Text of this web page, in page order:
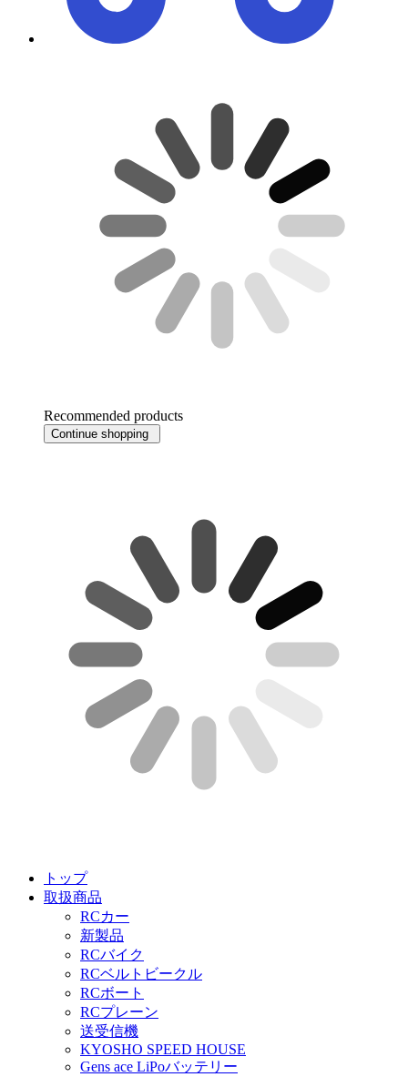
Recommended products
Continue shopping
トップ
取扱商品
RCカー
新製品
RCバイク
RCベルトビークル
RCボート
RCプレーン
送受信機
KYOSHO SPEED HOUSE
Gens ace LiPoバッテリー